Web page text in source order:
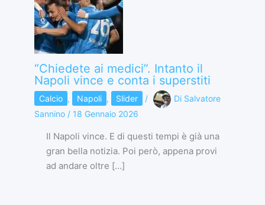
“Chiedete ai medici”. Intanto il
Napoli vince e conta i superstiti
Calcio , Napoli , Slider / Di Salvatore
Sannino / 18 Gennaio 2026
Il Napoli vince. E di questi tempi è già una
gran bella notizia. Poi però, appena provi
ad andare oltre […]